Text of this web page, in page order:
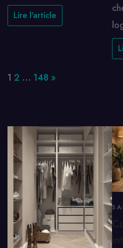
Lire l'article
Page:
1 2 … 148 Next
»